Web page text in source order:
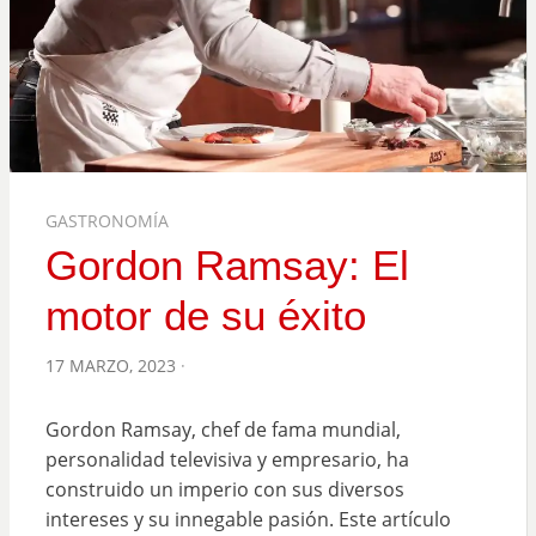
GASTRONOMÍA
Gordon Ramsay: El
motor de su éxito
POSTED
17 MARZO, 2023
Gordon Ramsay, chef de fama mundial,
personalidad televisiva y empresario, ha
construido un imperio con sus diversos
intereses y su innegable pasión. Este artículo